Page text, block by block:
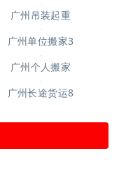
广州钢琴搬运6